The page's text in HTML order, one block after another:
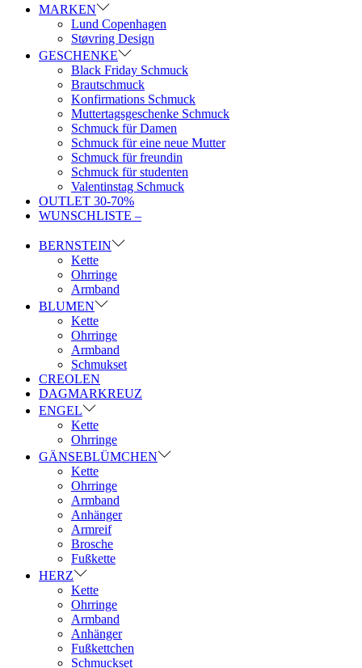
MARKEN
Lund Copenhagen
Støvring Design
GESCHENKE
Black Friday Schmuck
Brautschmuck
Konfirmations Schmuck
Muttertagsgeschenke Schmuck
Schmuck für Damen
Schmuck für eine neue Mutter
Schmuck für freundin
Schmuck für studenten
Valentinstag Schmuck
OUTLET 30-70%
WUNSCHLISTE –
BERNSTEIN
Kette
Ohrringe
Armband
BLUMEN
Kette
Ohrringe
Armband
Schmukset
CREOLEN
DAGMARKREUZ
ENGEL
Kette
Ohrringe
GÄNSEBLÜMCHEN
Kette
Ohrringe
Armband
Anhänger
Armreif
Brosche
Fußkette
HERZ
Kette
Ohrringe
Armband
Anhänger
Fußkettchen
Schmuckset